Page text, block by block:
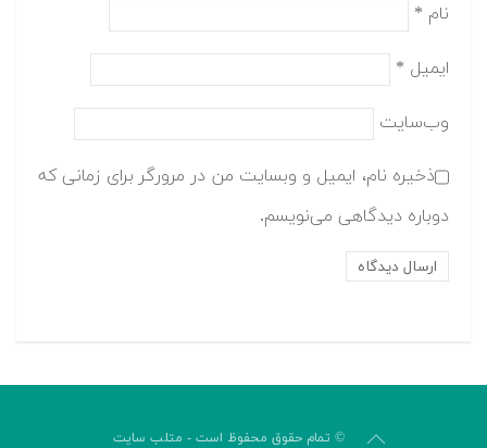
نام *
ایمیل *
وب‌سایت
ذخیره نام، ایمیل و وبسایت من در مرورگر برای زمانی که
دوباره دیدگاهی می‌نویسم.
© تمام حقوق محفوظ است - متلب سایت